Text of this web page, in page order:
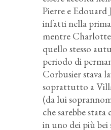
Pierre e Edouard
infatti nella
mentre Charlotte
quello stesso
periodo di
Corbusier stava
soprattutto a
(da lui
che sarebbe
in uno dei più bei